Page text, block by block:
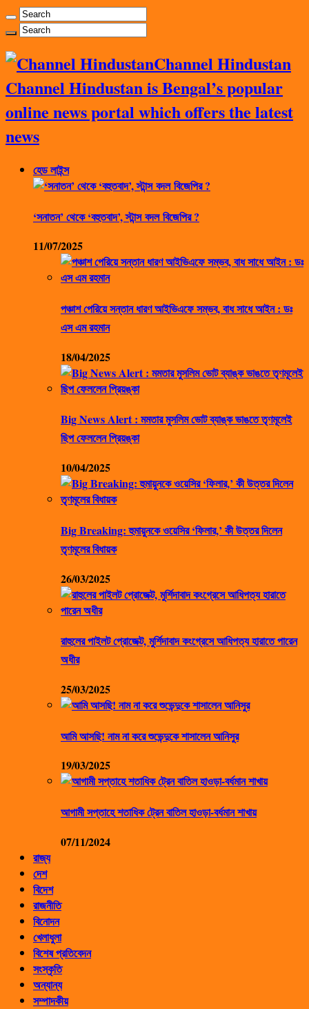
Channel Hindustan
Channel Hindustan is Bengal’s popular
online news portal which offers the latest
news
হেড লাইন্স
‘সনাতন’ থেকে ‘বহুতবাদ’, স্টান্স বদল বিজেপির ?
11/07/2025
পঞ্চাশ পেরিয়ে সন্তান ধারণ আইভিএফে সম্ভব, বাধ সাধে আইন : ডঃ
এস এম রহমান
18/04/2025
Big News Alert : মমতার মুসলিম ভোট ব্যাঙ্ক ভাঙতে তৃণমূলেই
ছিপ ফেললেন প্রিয়ঙ্কা
10/04/2025
Big Breaking: হুমায়ুনকে ওয়েসির ‘ফিলার,’ কী উত্তর দিলেন
তৃণমূলের বিধায়ক
26/03/2025
রাহুলের পাইলট প্রোজেক্ট, মুর্শিদাবাদ কংগ্রেসে আধিপত্য হারাতে পারেন
অধীর
25/03/2025
আমি আসছি! নাম না করে শুভেন্দুকে শাসালেন আনিসুর
19/03/2025
আগামী সপ্তাহে শতাধিক ট্রেন বাতিল হাওড়া-বর্ধমান শাখায়
07/11/2024
রাজ্য
দেশ
বিদেশ
রাজনীতি
বিনোদন
খেলাধুলা
বিশেষ প্রতিবেদন
সংস্কৃতি
অন্যান্য
সম্পাদকীয়